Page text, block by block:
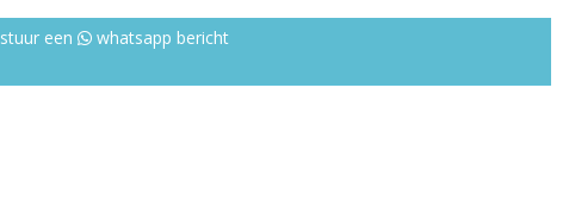
stuur een whatsapp bericht